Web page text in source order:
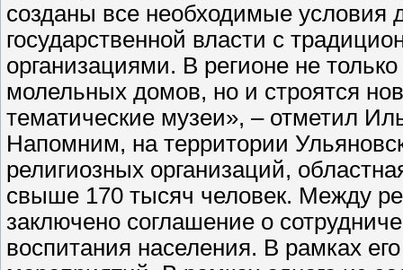
созданы все необходимые условия
государственной власти с
организациями. В регионе не
молельных домов, но и строятся
тематические музеи», – отметил
Напомним, на территории
религиозных организаций,
свыше 170 тысяч человек. Между
заключено соглашение о
воспитания населения. В рамках